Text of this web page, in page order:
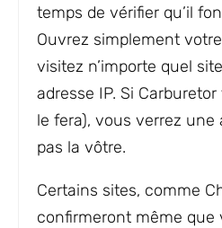
temps de vérifier qu’il
Ouvrez simplement
visitez n’importe quel
adresse IP. Si
le fera), vous verrez une
pas la vôtre.
Certains sites, comme
confirmeront même que